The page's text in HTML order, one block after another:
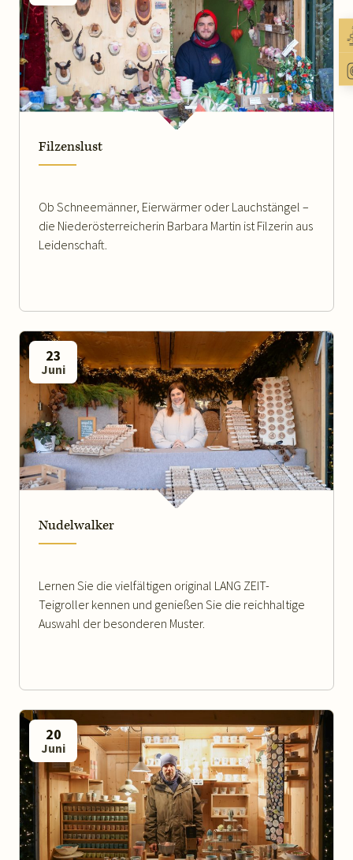
WEITERLESEN
Filzenslust
Ob Schneemänner, Eierwärmer oder Lauchstängel –
die Niederösterreicherin Barbara Martin ist Filzerin aus
Leidenschaft.
WEITERLESEN
23
Juni
Nudelwalker
Lernen Sie die vielfältigen original LANG ZEIT-
Teigroller kennen und genießen Sie die reichhaltige
Auswahl der besonderen Muster.
WEITERLESEN
20
Juni